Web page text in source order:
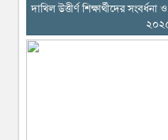
দাখিল উত্তীর্ণ শিক্ষার্থীদের